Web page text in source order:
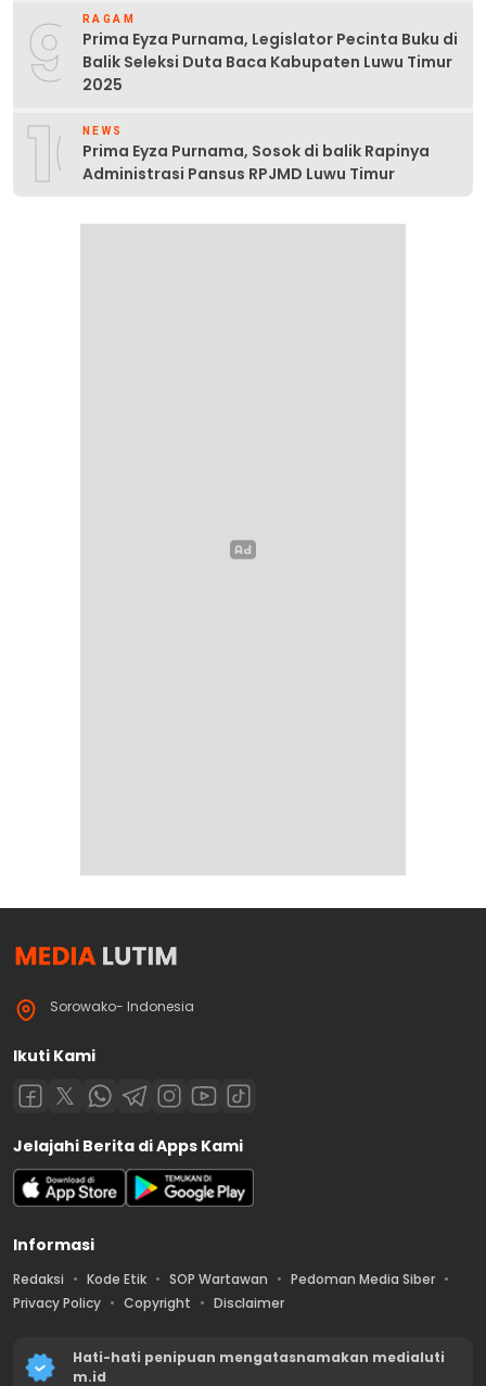
9 RAGAM
Prima Eyza Purnama, Legislator Pecinta Buku di
Balik Seleksi Duta Baca Kabupaten Luwu Timur
2025
10NEWS
Prima Eyza Purnama, Sosok di balik Rapinya
Administrasi Pansus RPJMD Luwu Timur
Sorowako- Indonesia
Ikuti Kami
Jelajahi Berita di Apps Kami
Informasi
Redaksi Kode Etik SOP Wartawan
Pedoman Media Siber
Privacy Policy
Copyright Disclaimer
Hati-hati penipuan mengatasnamakan medialuti
m.id